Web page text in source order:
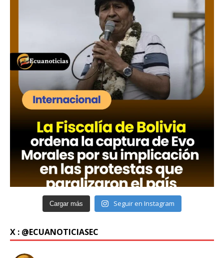
Cargar más Seguir en Instagram
X : @ECUANOTICIASEC